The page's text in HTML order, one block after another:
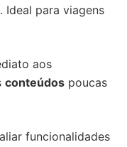
Ideal para viagens
aos
conteúdos poucas
funcionalidades